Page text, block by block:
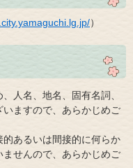
）
人名、地名、固有名詞、
ますので、あらかじめご
あるいは間接的に何らか
せんので、あらかじめご